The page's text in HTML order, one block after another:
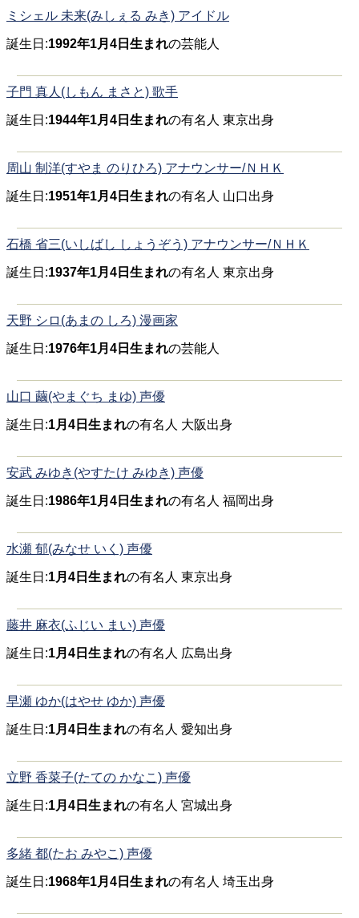
ミシェル 未来(みしぇる みき) アイドル
誕生日:1992年1月4日生まれの芸能人
子門 真人(しもん まさと) 歌手
誕生日:1944年1月4日生まれの有名人 東京出身
周山 制洋(すやま のりひろ) アナウンサー/ＮＨＫ
誕生日:1951年1月4日生まれの有名人 山口出身
石橋 省三(いしばし しょうぞう) アナウンサー/ＮＨＫ
誕生日:1937年1月4日生まれの有名人 東京出身
天野 シロ(あまの しろ) 漫画家
誕生日:1976年1月4日生まれの芸能人
山口 繭(やまぐち まゆ) 声優
誕生日:1月4日生まれの有名人 大阪出身
安武 みゆき(やすたけ みゆき) 声優
誕生日:1986年1月4日生まれの有名人 福岡出身
水瀬 郁(みなせ いく) 声優
誕生日:1月4日生まれの有名人 東京出身
藤井 麻衣(ふじい まい) 声優
誕生日:1月4日生まれの有名人 広島出身
早瀬 ゆか(はやせ ゆか) 声優
誕生日:1月4日生まれの有名人 愛知出身
立野 香菜子(たての かなこ) 声優
誕生日:1月4日生まれの有名人 宮城出身
多緒 都(たお みやこ) 声優
誕生日:1968年1月4日生まれの有名人 埼玉出身